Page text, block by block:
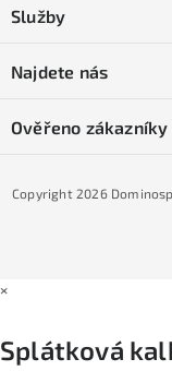
Obchodní podmínky
Podmínky GDPR
Podmínky nákupu na
Služby
Naše prodejna
Najdete nás
Ověřeno zákazníky
Copyright 2026
×
Splátková